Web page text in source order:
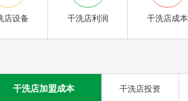
店设备 干洗店利润 干洗店成本
干洗店加盟成本 干洗店投资